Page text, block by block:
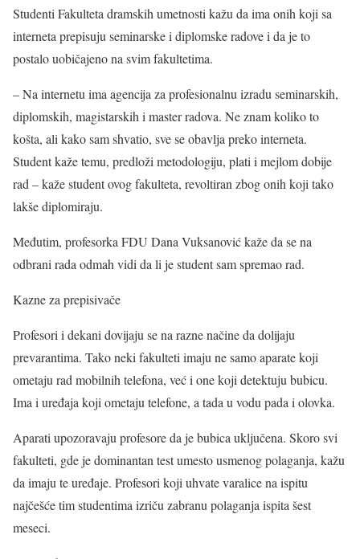
Studenti Fakulteta dramskih umetnosti kažu da ima onih koji sa
interneta prepisuju seminarske i diplomske radove i da je to
postalo uobičajeno na svim fakultetima.
– Na internetu ima agencija za profesionalnu izradu seminarskih,
diplomskih, magistarskih i master radova. Ne znam koliko to
košta, ali kako sam shvatio, sve se obavlja preko interneta.
Student kaže temu, predloži metodologiju, plati i mejlom dobije
rad – kaže student ovog fakulteta, revoltiran zbog onih koji tako
lakše diplomiraju.
Međutim, profesorka FDU Dana Vuksanović kaže da se na
odbrani rada odmah vidi da li je student sam spremao rad.
Kazne za prepisivače
Profesori i dekani dovijaju se na razne načine da dolijaju
prevarantima. Tako neki fakulteti imaju ne samo aparate koji
ometaju rad mobilnih telefona, već i one koji detektuju bubicu.
Ima i uređaja koji ometaju telefone, a tada u vodu pada i olovka.
Aparati upozoravaju profesore da je bubica uključena. Skoro svi
fakulteti, gde je dominantan test umesto usmenog polaganja, kažu
da imaju te uređaje. Profesori koji uhvate varalice na ispitu
najčešće tim studentima izriču zabranu polaganja ispita šest
meseci.